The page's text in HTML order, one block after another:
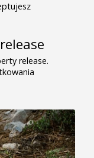
release.